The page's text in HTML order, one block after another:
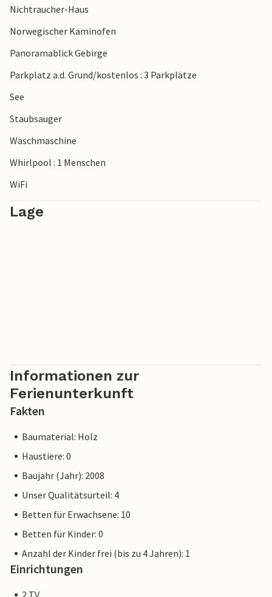
Nichtraucher-Haus
Norwegischer Kaminofen
Panoramablick Gebirge
Parkplatz a.d. Grund/kostenlos : 3 Parkplätze
See
Staubsauger
Waschmaschine
Whirlpool : 1 Menschen
WiFi
Lage
Informationen zur
Ferienunterkunft
Fakten
Baumaterial: Holz
Haustiere: 0
Baujahr (Jahr): 2008
Unser Qualitätsurteil: 4
Betten für Erwachsene: 10
Betten für Kinder: 0
Anzahl der Kinder frei (bis zu 4 Jahren): 1
Einrichtungen